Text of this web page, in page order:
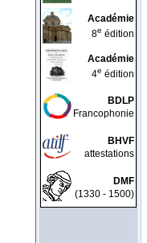
Académie
8e édition
Académie
4e édition
BDLP
Francophonie
BHVF
attestations
DMF
(1330 - 1500)